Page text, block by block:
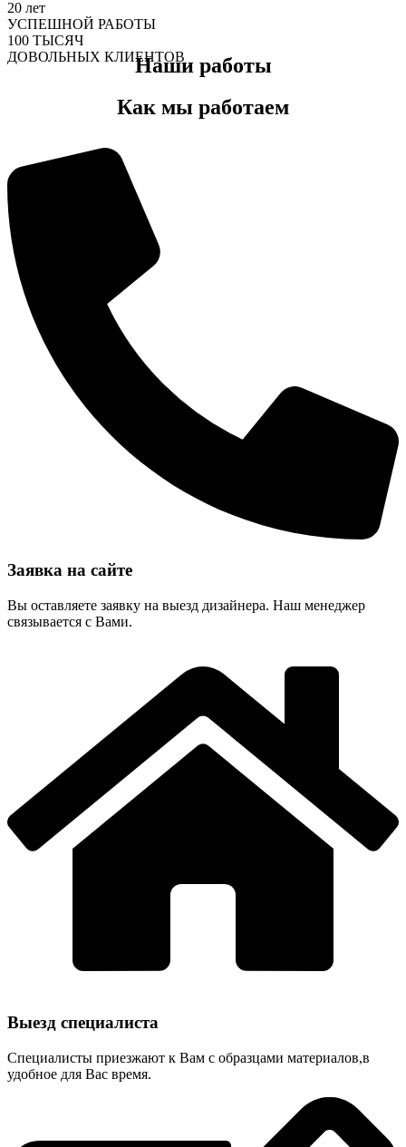
20 лет
УСПЕШНОЙ РАБОТЫ
100 ТЫСЯЧ
ДОВОЛЬНЫХ КЛИЕНТОВНаши работы
Как мы работаем
Заявка на сайте
Вы оставляете заявку на выезд дизайнера. Наш менеджер
связывается с Вами.
Выезд специалиста
Специалисты приезжают к Вам с образцами материалов,в
удобное для Вас время.